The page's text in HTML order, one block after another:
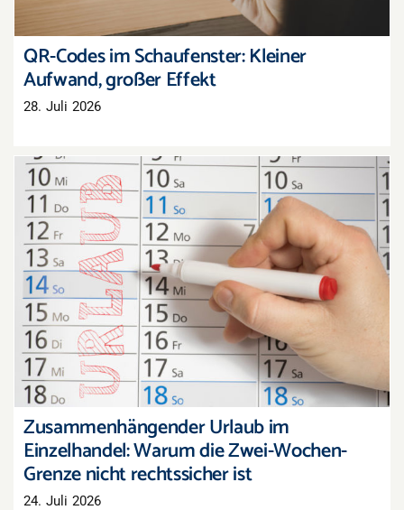
QR-Codes im Schaufenster: Kleiner
Aufwand, großer Effekt
28. Juli 2026
Zusammenhängender Urlaub im Einzelhandel:
Warum die Zwei-Wochen-Grenze nicht
rechtssicher ist
Zusammenhängender Urlaub im
Einzelhandel: Warum die Zwei-Wochen-
Grenze nicht rechtssicher ist
24. Juli 2026